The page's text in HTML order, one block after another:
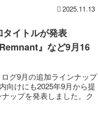
2025.11.13
イトルが発表
』など9月16
ログ9月の追加ラインナップ
向けにも2025年9月から提
ップを発表しました。ク